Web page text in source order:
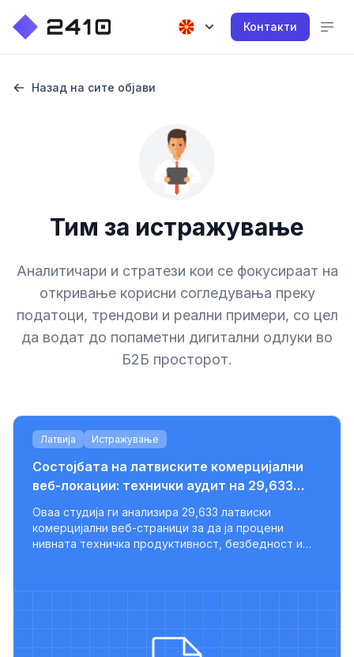
Контакти
Назад на сите објави
Тим за истражување
Аналитичари и стратези кои се фокусираат на
откривање корисни согледувања преку
податоци, трендови и реални примери, со цел
да водат до попаметни дигитални одлуки во
Б2Б просторот.
Латвија Истражување
Состојбата на латвиските комерцијални
веб-локации: технички аудит на 29,633
страници
Оваа студија ги анализира 29,633 латвиски
комерцијални веб-страници за да ја процени
нивната техничка продуктивност, безбедност и